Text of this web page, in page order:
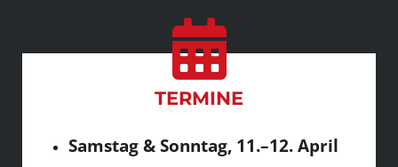
TERMINE
Samstag & Sonntag, 11.–12. April